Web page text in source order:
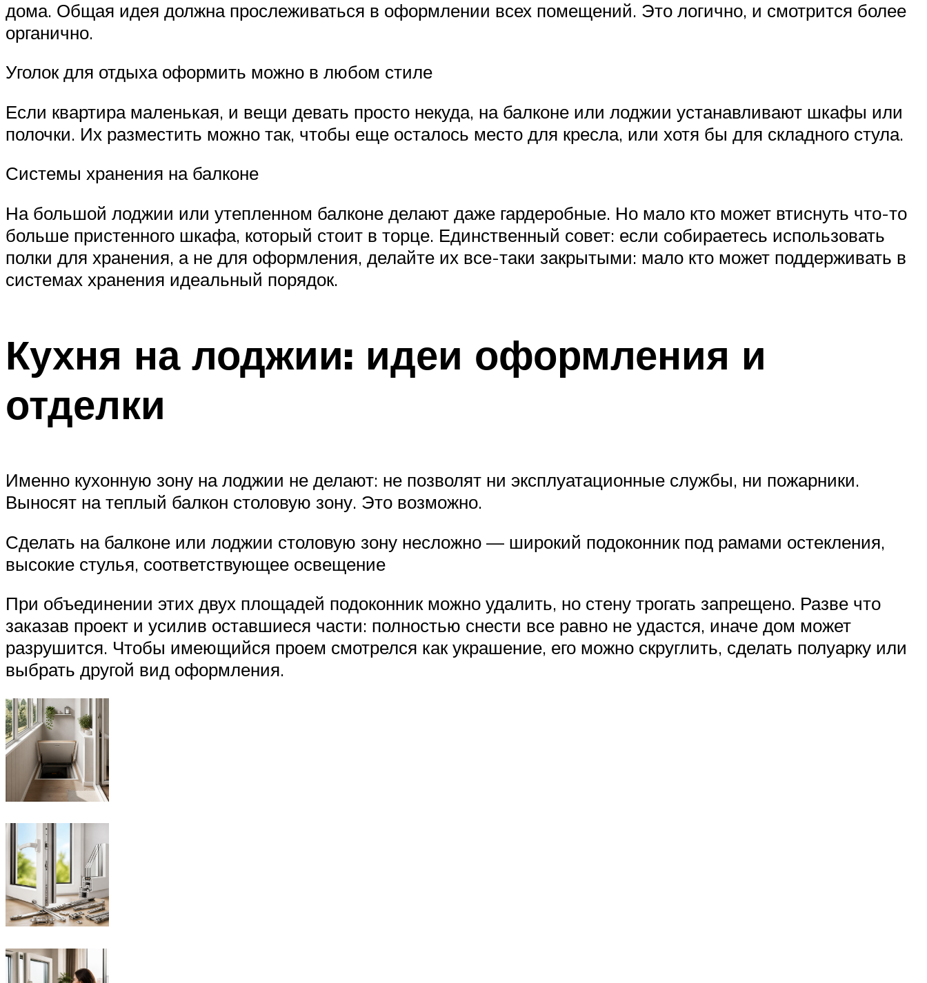
дома. Общая идея должна прослеживаться в оформлении всех помещений. Это логично, и смотрится более
органично.
Уголок для отдыха оформить можно в любом стиле
Если квартира маленькая, и вещи девать просто некуда, на балконе или лоджии устанавливают шкафы или
полочки. Их разместить можно так, чтобы еще осталось место для кресла, или хотя бы для складного стула.
Системы хранения на балконе
На большой лоджии или утепленном балконе делают даже гардеробные. Но мало кто может втиснуть что-то
больше пристенного шкафа, который стоит в торце. Единственный совет: если собираетесь использовать
полки для хранения, а не для оформления, делайте их все-таки закрытыми: мало кто может поддерживать в
системах хранения идеальный порядок.
Кухня на лоджии: идеи оформления и
отделки
Именно кухонную зону на лоджии не делают: не позволят ни эксплуатационные службы, ни пожарники.
Выносят на теплый балкон столовую зону. Это возможно.
Сделать на балконе или лоджии столовую зону несложно — широкий подоконник под рамами остекления,
высокие стулья, соответствующее освещение
При объединении этих двух площадей подоконник можно удалить, но стену трогать запрещено. Разве что
заказав проект и усилив оставшиеся части: полностью снести все равно не удастся, иначе дом может
разрушится. Чтобы имеющийся проем смотрелся как украшение, его можно скруглить, сделать полуарку или
выбрать другой вид оформления.